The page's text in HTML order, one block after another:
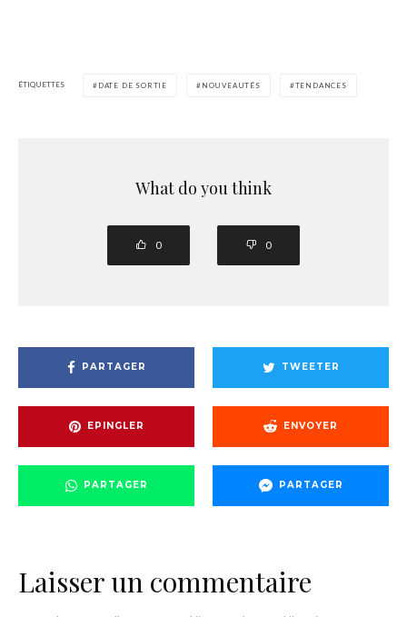
ÉTIQUETTES DATE DE SORTIE NOUVEAUTÉS TENDANCES
What do you think
0 0
PARTAGER TWEETER
EPINGLER ENVOYER
PARTAGER PARTAGER
Laisser un commentaire